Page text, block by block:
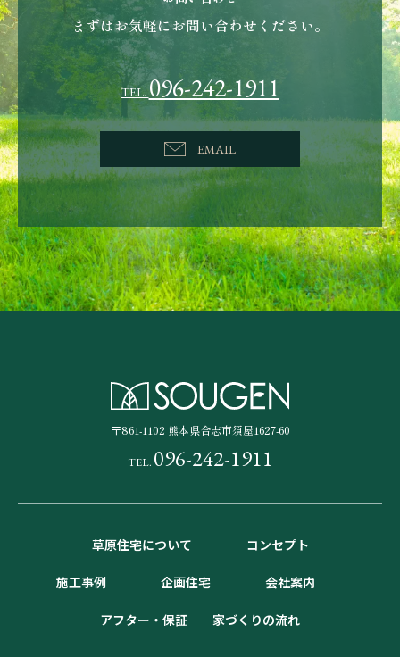
まずはお気軽にお問い合わせください。
TEL.096-242-1911
EMAIL
〒861-1102 熊本県合志市須屋1627-60
TEL. 096-242-1911
草原住宅について コンセプト
施工事例 企画住宅 会社案内
アフター・保証 家づくりの流れ